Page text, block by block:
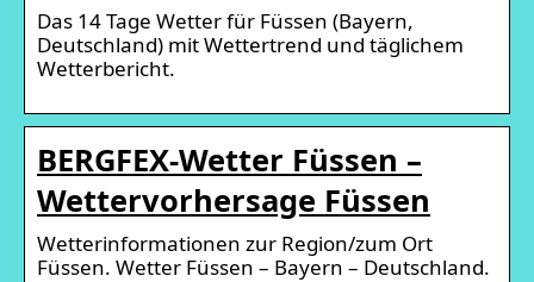
Das 14 Tage Wetter für Füssen (Bayern,
Deutschland) mit Wettertrend und täglichem
Wetterbericht.
BERGFEX-Wetter Füssen –
Wettervorhersage Füssen
Wetterinformationen zur Region/zum Ort
Füssen. Wetter Füssen – Bayern – Deutschland.